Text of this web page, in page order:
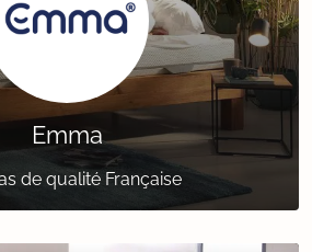
Emma
de qualité Française